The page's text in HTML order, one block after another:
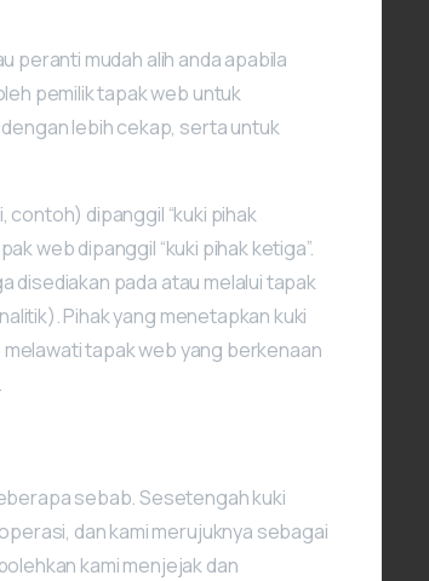
peranti mudah alih anda apabila
pemilik tapak web untuk
lebih cekap, serta untuk
contoh) dipanggil “kuki pihak
web dipanggil “kuki pihak ketiga”.
disediakan pada atau melalui tapak
Pihak yang menetapkan kuki
tapak web yang berkenaan
sebab. Sesetengah kuki
dan kami merujuknya sebagai
kami menjejak dan